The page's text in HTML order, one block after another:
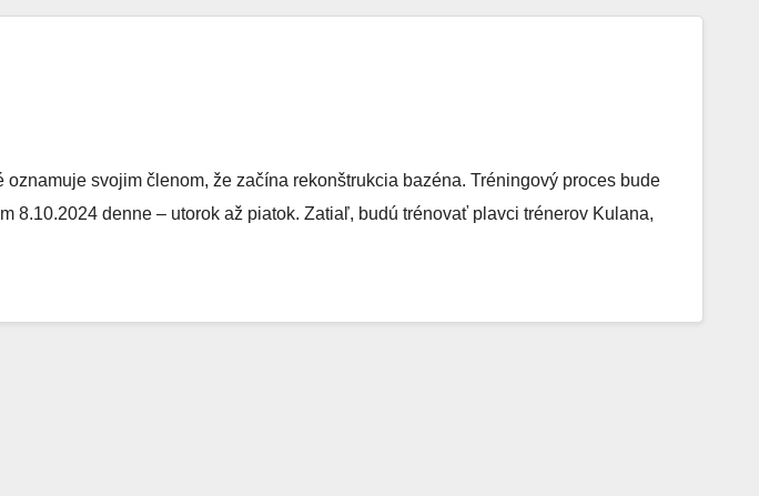
oznamuje svojim členom, že začína rekonštrukcia bazéna. Tréningový proces bude
8.10.2024 denne – utorok až piatok. Zatiaľ, budú trénovať plavci trénerov Kulana,